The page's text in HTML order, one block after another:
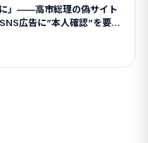
」——高市総理の偽サイト
広告に”本人確認”を要